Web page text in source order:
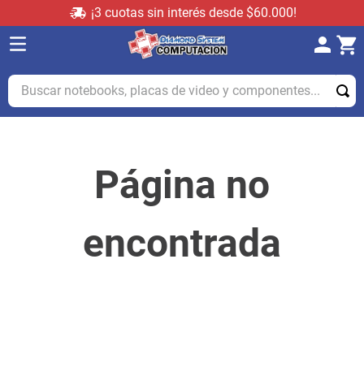
¡3 cuotas sin interés desde $60.000!
Buscar notebooks, placas de video y componentes...
Página no
encontrada